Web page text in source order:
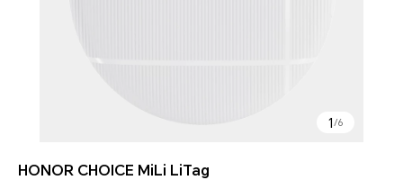
1 /6
HONOR CHOICE MiLi LiTag